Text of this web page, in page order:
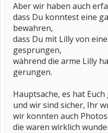
Aber wir haben auch
dass Du konntest eine
bewahren,
dass Du mit Lilly von
gesprungen,
während die arme Lilly
gerungen.
Hauptsache, es hat
und wir sind sicher, Ihr
wir konnten auch
die waren wirklich